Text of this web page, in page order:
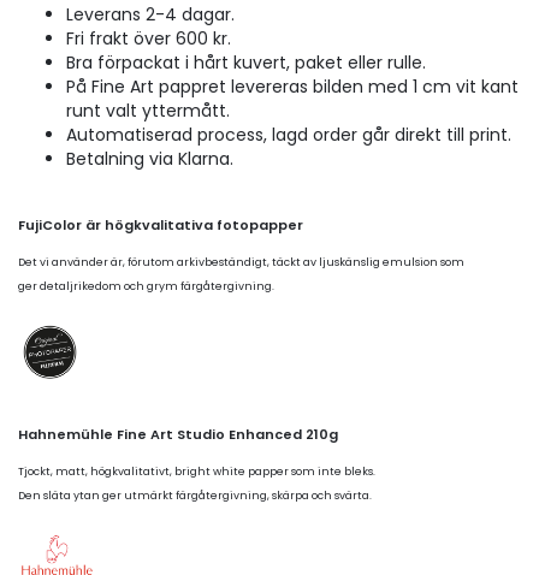
Leverans 2-4 dagar.
Fri frakt över 600 kr.
Bra förpackat i hårt kuvert, paket eller rulle.
På Fine Art pappret levereras bilden med 1 cm vit kant
runt valt yttermått.
Automatiserad process, lagd order går direkt till print.
Betalning via Klarna.
FujiColor är högkvalitativa fotopapper
Det vi använder är, förutom arkivbeständigt, täckt av ljuskänslig emulsion som
ger detaljrikedom och grym färgåtergivning.
Hahnemühle Fine Art Studio Enhanced 210g
Tjockt, matt, högkvalitativt, bright white papper som inte bleks.
Den släta ytan ger utmärkt färgåtergivning, skärpa och svärta.